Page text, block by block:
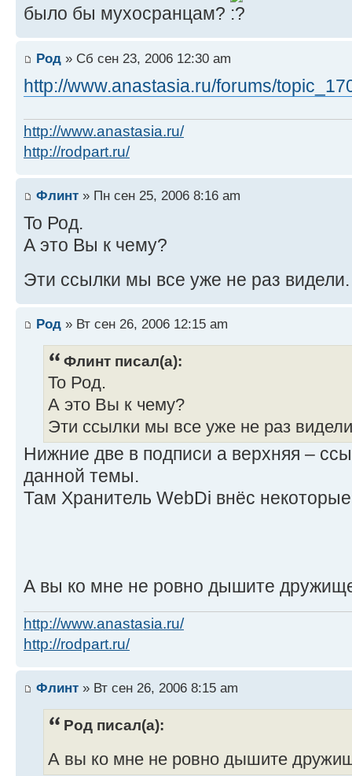
было бы мухосранцам?
Род » Сб сен 23, 2006 12:30 am
http://www.anastasia.ru/forums/
http://www.anastasia.ru/
http://rodpart.ru/
Флинт » Пн сен 25, 2006 8:16 am
To Род.
А это Вы к чему?
Эти ссылки мы все уже не раз
Род » Вт сен 26, 2006 12:15 am
Флинт писал(а):
To Род.
А это Вы к чему?
Эти ссылки мы все уже не раз
Нижние две в подписи а верхняя –
данной темы.
Там Хранитель WebDi внёс
А вы ко мне не ровно дышите
http://www.anastasia.ru/
http://rodpart.ru/
Флинт » Вт сен 26, 2006 8:15 am
Род писал(а):
А вы ко мне не ровно дышите